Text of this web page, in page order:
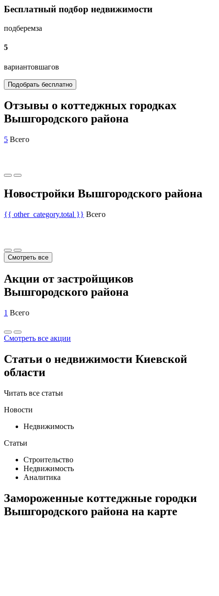
Бесплатный подбор недвижимости
подберемза
5
вариантовшагов
Подобрать бесплатно
Отзывы о коттеджных городках
Вышгородского района
5 Всего
Новостройки Вышгородского района
{{ other_category.total }} Всего
Смотреть все
Акции от застройщиков
Вышгородского района
1 Всего
Смотреть все акции
Статьи о недвижимости Киевской
области
Читать все статьи
Новости
Недвижимость
Статьи
Строительство
Недвижимость
Аналитика
Замороженные коттеджные городки
Вышгородского района на карте